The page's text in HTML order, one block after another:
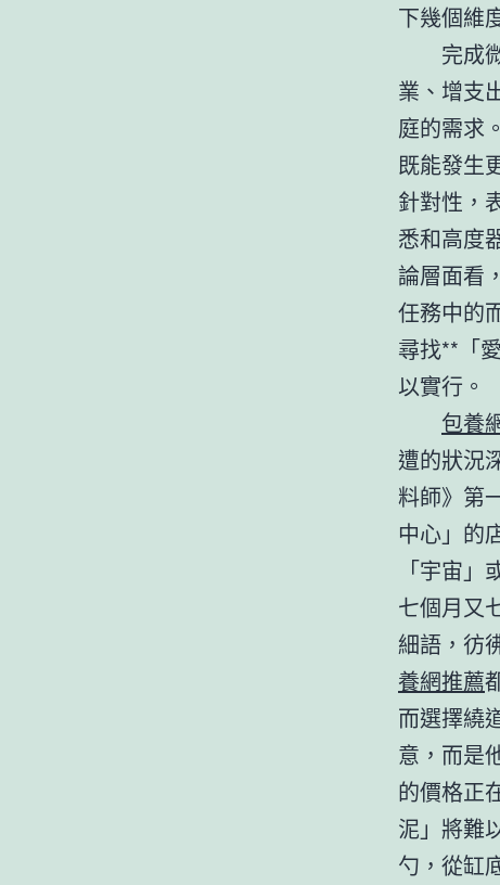
下幾個維
完成
業、增支
庭的需求
既能發生
針對性，
悉和高度
論層面看
任務中的
尋找**「
以實行。
包養
遭的狀況
料師》第
中心」的
「宇宙
七個月又
細語，彷
養網推薦
而選擇繞
意，而是
的價格正
泥」將難
勺，從缸